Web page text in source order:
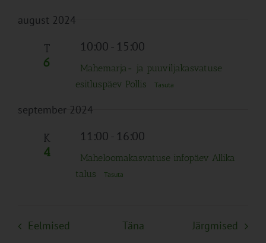
august 2024
T
6
10:00- 15:00
Mahemarja- ja puuviljakasvatuse
esitluspäev Pollis
Tasuta
september 2024
K
4
11:00- 16:00
Maheloomakasvatuse infopäev Allika
talus
Tasuta
Eelmised SündmusedTäna Järgmised